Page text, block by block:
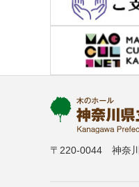
〒220-0044 神奈